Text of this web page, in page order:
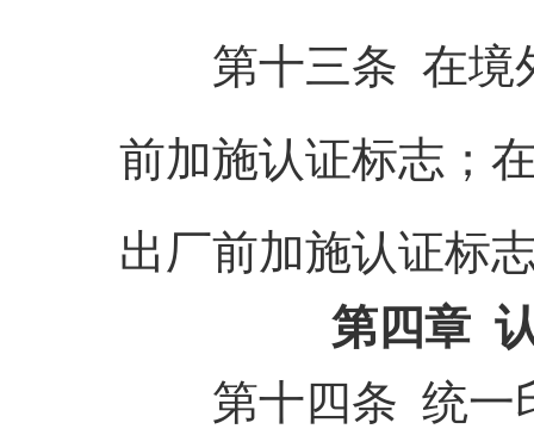
第十三条 在境外
前加施认证标志；
出厂前加施认证标
第四章
第十四条 统一印